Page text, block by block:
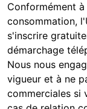
Conformément
consommation,
s'inscrire
démarchage
Nous nous
vigueur et à ne
commerciales si